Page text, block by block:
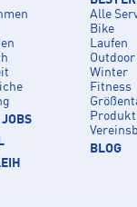
Alle
Bike
Laufen
Outdoor
Winter
Fitness
BLOG